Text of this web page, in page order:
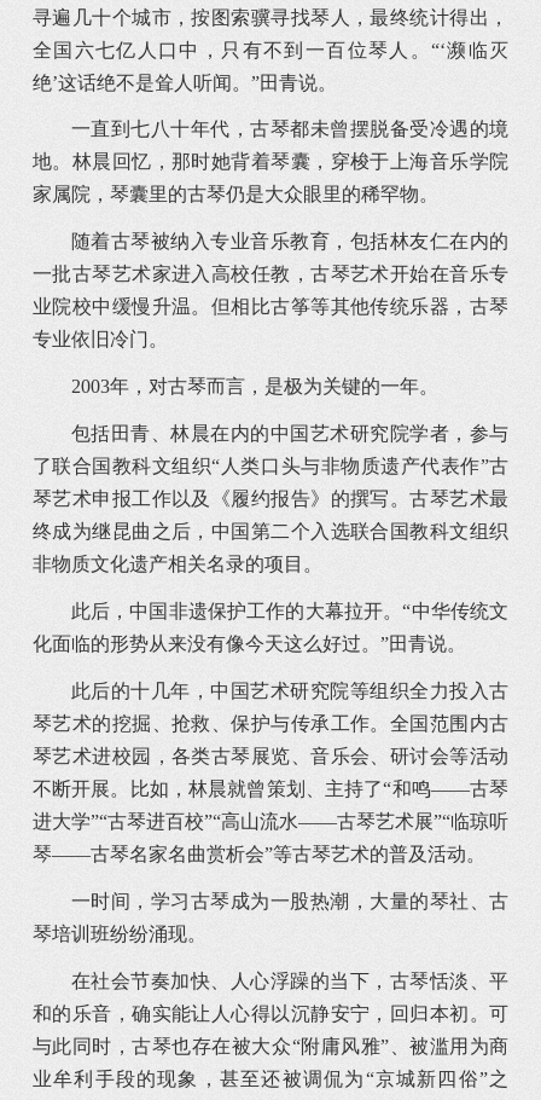
寻遍几十个城市，按图索骥寻找琴人，最终统计得出，
全国六七亿人口中，只有不到一百位琴人。“‘濒临灭
绝’这话绝不是耸人听闻。”田青说。
一直到七八十年代，古琴都未曾摆脱备受冷遇的境
地。林晨回忆，那时她背着琴囊，穿梭于上海音乐学院
家属院，琴囊里的古琴仍是大众眼里的稀罕物。
随着古琴被纳入专业音乐教育，包括林友仁在内的
一批古琴艺术家进入高校任教，古琴艺术开始在音乐专
业院校中缓慢升温。但相比古筝等其他传统乐器，古琴
专业依旧冷门。
2003年，对古琴而言，是极为关键的一年。
包括田青、林晨在内的中国艺术研究院学者，参与
了联合国教科文组织“人类口头与非物质遗产代表作”古
琴艺术申报工作以及《履约报告》的撰写。古琴艺术最
终成为继昆曲之后，中国第二个入选联合国教科文组织
非物质文化遗产相关名录的项目。
此后，中国非遗保护工作的大幕拉开。“中华传统文
化面临的形势从来没有像今天这么好过。”田青说。
此后的十几年，中国艺术研究院等组织全力投入古
琴艺术的挖掘、抢救、保护与传承工作。全国范围内古
琴艺术进校园，各类古琴展览、音乐会、研讨会等活动
不断开展。比如，林晨就曾策划、主持了“和鸣——古琴
进大学”“古琴进百校”“高山流水——古琴艺术展”“临琼听
琴——古琴名家名曲赏析会”等古琴艺术的普及活动。
一时间，学习古琴成为一股热潮，大量的琴社、古
琴培训班纷纷涌现。
在社会节奏加快、人心浮躁的当下，古琴恬淡、平
和的乐音，确实能让人心得以沉静安宁，回归本初。可
与此同时，古琴也存在被大众“附庸风雅”、被滥用为商
业牟利手段的现象，甚至还被调侃为“京城新四俗”之